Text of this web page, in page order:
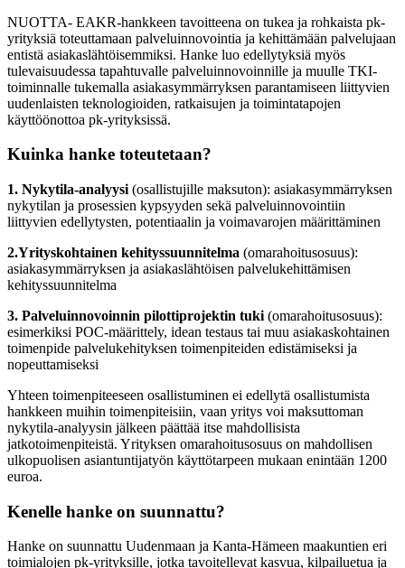
NUOTTA- EAKR-hankkeen tavoitteena on tukea ja rohkaista pk-
yrityksiä toteuttamaan palveluinnovointia ja kehittämään palvelujaan
entistä asiakaslähtöisemmiksi. Hanke luo edellytyksiä myös
tulevaisuudessa tapahtuvalle palveluinnovoinnille ja muulle TKI-
toiminnalle tukemalla asiakasymmärryksen parantamiseen liittyvien
uudenlaisten teknologioiden, ratkaisujen ja toimintatapojen
käyttöönottoa pk-yrityksissä.
Kuinka hanke toteutetaan?
1. Nykytila-analyysi (osallistujille maksuton): asiakasymmärryksen
nykytilan ja prosessien kypsyyden sekä palveluinnovointiin
liittyvien edellytysten, potentiaalin ja voimavarojen määrittäminen
2.Yrityskohtainen kehityssuunnitelma (omarahoitusosuus):
asiakasymmärryksen ja asiakaslähtöisen palvelukehittämisen
kehityssuunnitelma
3. Palveluinnovoinnin pilottiprojektin tuki (omarahoitusosuus):
esimerkiksi POC-määrittely, idean testaus tai muu asiakaskohtainen
toimenpide palvelukehityksen toimenpiteiden edistämiseksi ja
nopeuttamiseksi
Yhteen toimenpiteeseen osallistuminen ei edellytä osallistumista
hankkeen muihin toimenpiteisiin, vaan yritys voi maksuttoman
nykytila-analyysin jälkeen päättää itse mahdollisista
jatkotoimenpiteistä. Yrityksen omarahoitusosuus on mahdollisen
ulkopuolisen asiantuntijatyön käyttötarpeen mukaan enintään 1200
euroa.
Kenelle hanke on suunnattu?
Hanke on suunnattu Uudenmaan ja Kanta-Hämeen maakuntien eri
toimialojen pk-yrityksille, jotka tavoitellevat kasvua, kilpailuetua ja